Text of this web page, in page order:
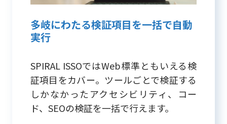
多岐にわたる検証項目を一括で自動
実行
SPIRAL ISSOではWeb標準ともいえる検
証項目をカバー。ツールごとで検証する
しかなかったアクセシビリティ、コー
ド、SEOの検証を一括で行えます。